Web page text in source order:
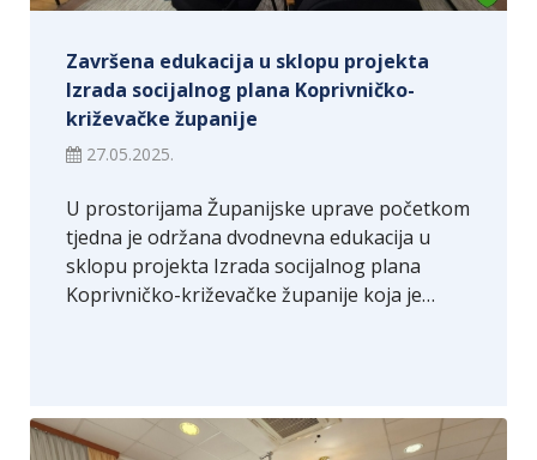
Završena edukacija u sklopu projekta
Izrada socijalnog plana Koprivničko-
križevačke županije
27.05.2025.
U prostorijama Županijske uprave početkom
tjedna je održana dvodnevna edukacija u
sklopu projekta Izrada socijalnog plana
Koprivničko-križevačke županije koja je…